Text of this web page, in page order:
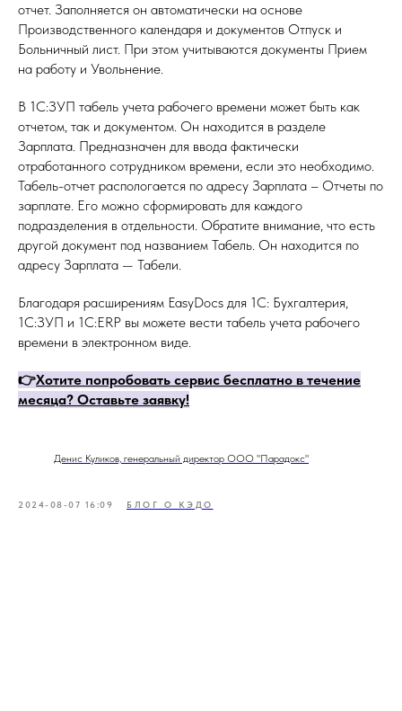
отчет. Заполняется он автоматически на основе
Производственного календаря и документов Отпуск и
Больничный лист. При этом учитываются документы Прием
на работу и Увольнение.
В 1С:ЗУП табель учета рабочего времени может быть как
отчетом, так и документом. Он находится в разделе
Зарплата. Предназначен для ввода фактически
отработанного сотрудником времени, если это необходимо.
Табель-отчет распологается по адресу Зарплата – Отчеты по
зарплате. Его можно сформировать для каждого
подразделения в отдельности. Обратите внимание, что есть
другой документ под названием Табель. Он находится по
адресу Зарплата — Табели.
Благодаря расширениям EasyDocs для 1С: Бухгалтерия,
1С:ЗУП и 1С:ERP вы можете вести табель учета рабочего
времени в электронном виде.
👉Хотите попробовать сервис бесплатно в течение
месяца? Оставьте заявку!
Денис Куликов, генеральный директор ООО "Парадокс"
2024-08-07 16:09 БЛОГ О КЭДО